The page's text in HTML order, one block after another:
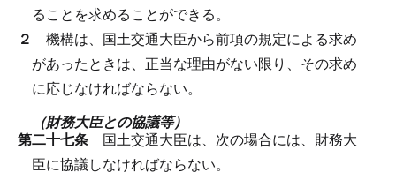
ることを求めることができる。
２ 機構は、国土交通大臣から前項の規定による求め
があったときは、正当な理由がない限り、その求め
に応じなければならない。
（財務大臣との協議等）
第二十七条 国土交通大臣は、次の場合には、財務大
臣に協議しなければならない。